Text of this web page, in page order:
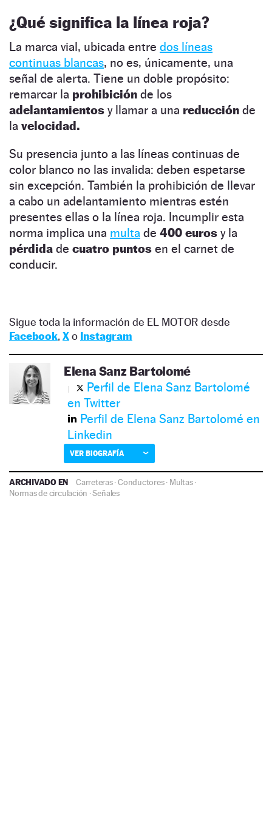
¿Qué significa la línea roja?
La marca vial, ubicada entre dos líneas
continuas blancas, no es, únicamente, una
señal de alerta. Tiene un doble propósito:
remarcar la prohibición de los
adelantamientos y llamar a una reducción de
la velocidad.
Su presencia junto a las líneas continuas de
color blanco no las invalida: deben espetarse
sin excepción. También la prohibición de llevar
a cabo un adelantamiento mientras estén
presentes ellas o la línea roja. Incumplir esta
norma implica una multa de 400 euros y la
pérdida de cuatro puntos en el carnet de
conducir.
Sigue toda la información de EL MOTOR desde
Facebook, Xo Instagram
Elena Sanz Bartolomé
Perfil de Elena Sanz Bartolomé
en Twitter
Perfil de Elena Sanz Bartolomé en
Linkedin
VER BIOGRAFÍA
ARCHIVADO EN Carreteras·Conductores· Multas·
Normas de circulación ·Señales